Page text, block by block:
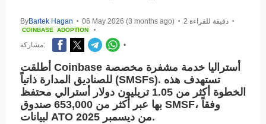
ByBartek Hagan • 06 May 2026 (3 months ago) • 2 دقيقة للقراءة •
COINBASE ADOPTION •
مشاركة: •
أطلقت Coinbase أستراليا خدمة مشفرة مخصصة
للصناديق المدارة ذاتياً (SMSFs). تستهدف هذه
الخطوة أكثر من 1.05 تريليون دولار أسترالي محتفظ
بها عبر أكثر من 653,000 صندوق SMSF، وفقاً
لبيانات ATO من ديسمبر 2025.